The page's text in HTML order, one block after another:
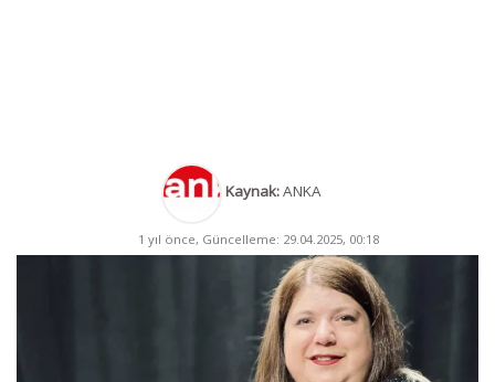
Kaynak:ANKA
1 yıl önce, Güncelleme: 29.04.2025, 00:18